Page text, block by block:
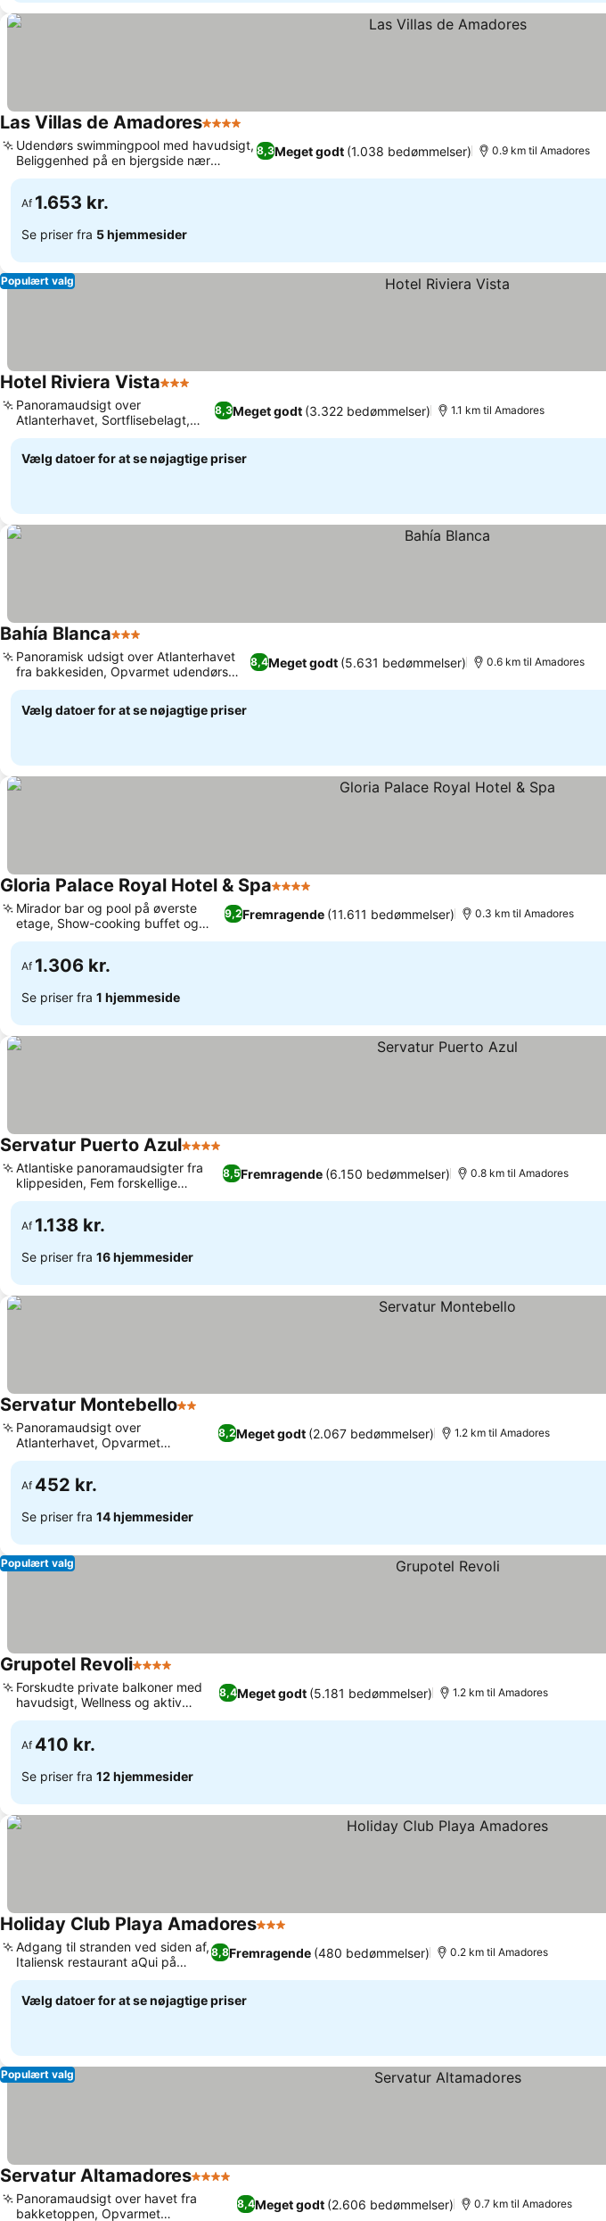
Las Villas de Amadores4 Stjerner
8,3Meget godt (1.038 bedømmelser)
Udendørs swimmingpool med havudsigt,
Beliggenhed på en bjergside nær
Amadores Strand
0.9 km til Amadores
Af 1.653 kr.
Se priser fra 5 hjemmesider
Populært valg
Hotel Riviera Vista3 Stjerner
8,3Meget godt (3.322 bedømmelser)
Panoramaudsigt over
Atlanterhavet, Sortflisebelagt,
solopvarmet pool
1.1 km til Amadores
Vælg datoer for at se nøjagtige priser
Bahía Blanca3 Stjerner
8,4Meget godt (5.631 bedømmelser)
Panoramisk udsigt over Atlanterhavet
fra bakkesiden, Opvarmet udendørs
swimmingpool
0.6 km til Amadores
Vælg datoer for at se nøjagtige priser
Gloria Palace Royal Hotel & Spa4 Stjerner
9,2Fremragende (11.611 bedømmelser)
Mirador bar og pool på øverste
etage, Show-cooking buffet og
temamiddage
0.3 km til Amadores
Af 1.306 kr.
Se priser fra 1 hjemmeside
Servatur Puerto Azul4 Stjerner
8,5Fremragende (6.150 bedømmelser)
Atlantiske panoramaudsigter fra
klippesiden, Fem forskellige
swimmingpools
0.8 km til Amadores
Af 1.138 kr.
Se priser fra 16 hjemmesider
Servatur Montebello2 Stjerner
8,2Meget godt (2.067 bedømmelser)
Panoramaudsigt over
Atlanterhavet, Opvarmet
udendørs swimmingpool
1.2 km til Amadores
Af 452 kr.
Se priser fra 14 hjemmesider
Populært valg
Grupotel Revoli4 Stjerner
8,4Meget godt (5.181 bedømmelser)
Forskudte private balkoner med
havudsigt, Wellness og aktiv
rekreation
1.2 km til Amadores
Af 410 kr.
Se priser fra 12 hjemmesider
Holiday Club Playa Amadores3 Stjerner
8,8Fremragende (480 bedømmelser)
Adgang til stranden ved siden af,
Italiensk restaurant aQui på
stedet
0.2 km til Amadores
Vælg datoer for at se nøjagtige priser
Populært valg
Servatur Altamadores4 Stjerner
8,4Meget godt (2.606 bedømmelser)
Panoramaudsigt over havet fra
bakketoppen, Opvarmet
0.7 km til Amadores